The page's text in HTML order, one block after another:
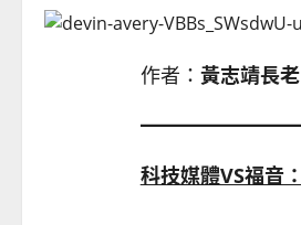
作者： 黃志靖長老
科技媒體VS福音